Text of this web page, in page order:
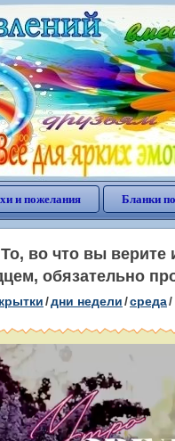
и пожелания Бланки
во что вы верите
обязательно
/дни недели/среда/